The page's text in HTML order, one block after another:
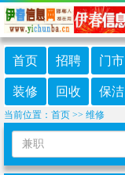
首页 招聘 门市
装修 回收 保洁
当前位置： 首页 >> 维修